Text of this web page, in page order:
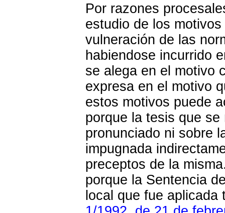
Por razones
estudio de los
vulneración de las
habiendose incurrido
se alega en el motivo
expresa en el motivo
estos motivos puede
porque la tesis que
pronunciado ni sobre
impugnada
preceptos de la
porque la Sentencia
local que fue